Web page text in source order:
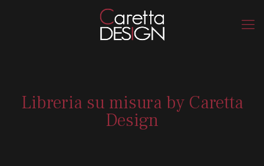
Libreria su misura by Caretta
Design